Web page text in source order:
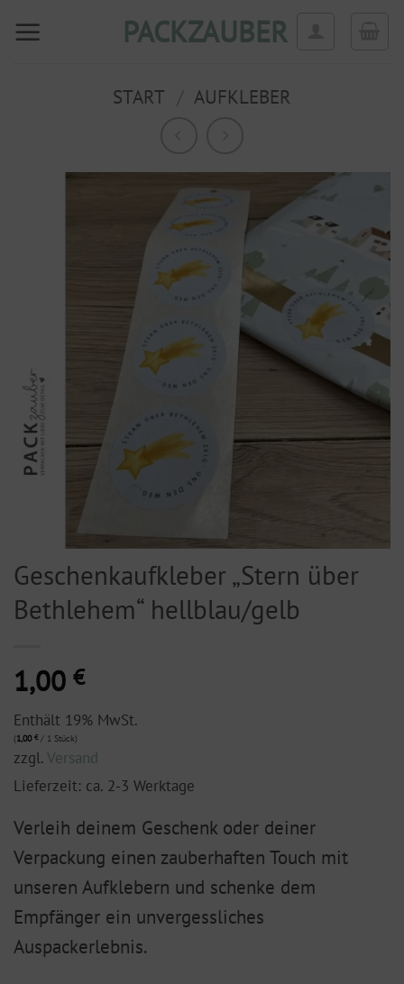
Inhalt
PACKZAUBER
START AUFKLEBER
Geschenkaufkleber „Stern über
Bethlehem“ hellblau/gelb
1,00 €
Enthält 19% MwSt.
(1,00 €/ 1 Stück)
zzgl.Versand
Lieferzeit: ca. 2-3 Werktage
Verleih deinem Geschenk oder deiner
Verpackung einen zauberhaften Touch mit
unseren Aufklebern und schenke dem
Empfänger ein unvergessliches
Auspackerlebnis.